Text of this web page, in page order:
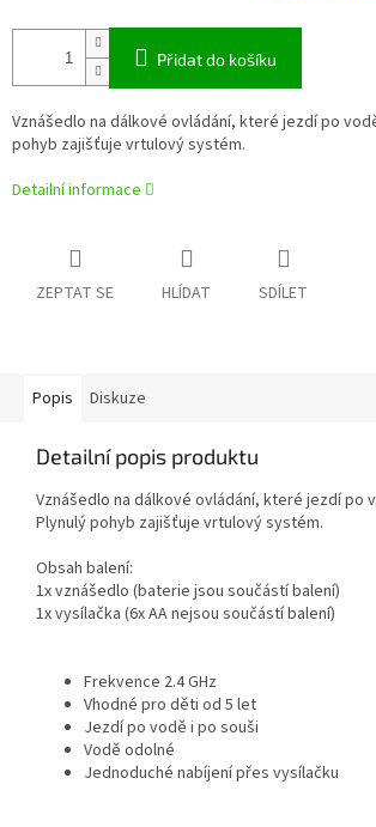
Přidat do košíku
Vznášedlo na dálkové ovládání, které jezdí po
pohyb zajišťuje vrtulový systém.
Detailní informace
ZEPTAT SE HLÍDAT SDÍLET
Popis Diskuze
Detailní popis produktu
Vznášedlo na dálkové ovládání, které jezdí po
Plynulý pohyb zajišťuje vrtulový systém.
Obsah balení:
1x vznášedlo (baterie jsou součástí balení)
1x vysílačka (6x AA nejsou součástí balení)
Frekvence 2.4 GHz
Vhodné pro děti od 5 let
Jezdí po vodě i po souši
Vodě odolné
Jednoduché nabíjení přes vysílačku